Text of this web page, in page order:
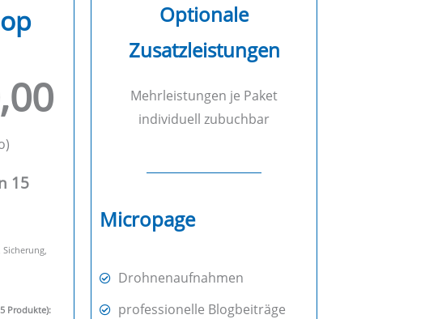
15
Produkte):
Optionale
Zusatzleistungen
Mehrleistungen je Paket
individuell zubuchbar
Micropage
Drohnenaufnahmen
professionelle Blogbeiträge